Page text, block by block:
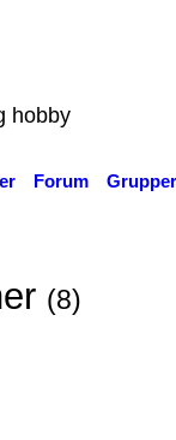
hobby
Forum Grupper
(8)